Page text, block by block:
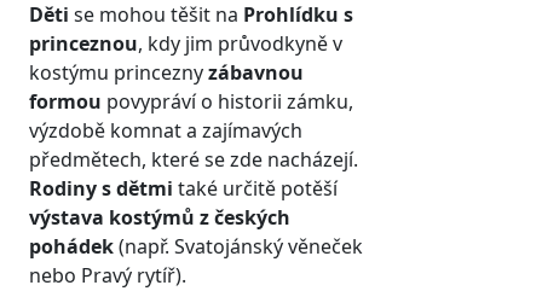
Děti se mohou těšit na Prohlídku s
princeznou, kdy jim průvodkyně v
kostýmu princeznyzábavnou
formou povypráví o historii zámku,
výzdobě komnat a zajímavých
předmětech, které se zde nacházejí.
Rodiny s dětmi také určitě potěší
výstava kostýmů z českých
pohádek(např. Svatojánský věneček
nebo Pravý rytíř).